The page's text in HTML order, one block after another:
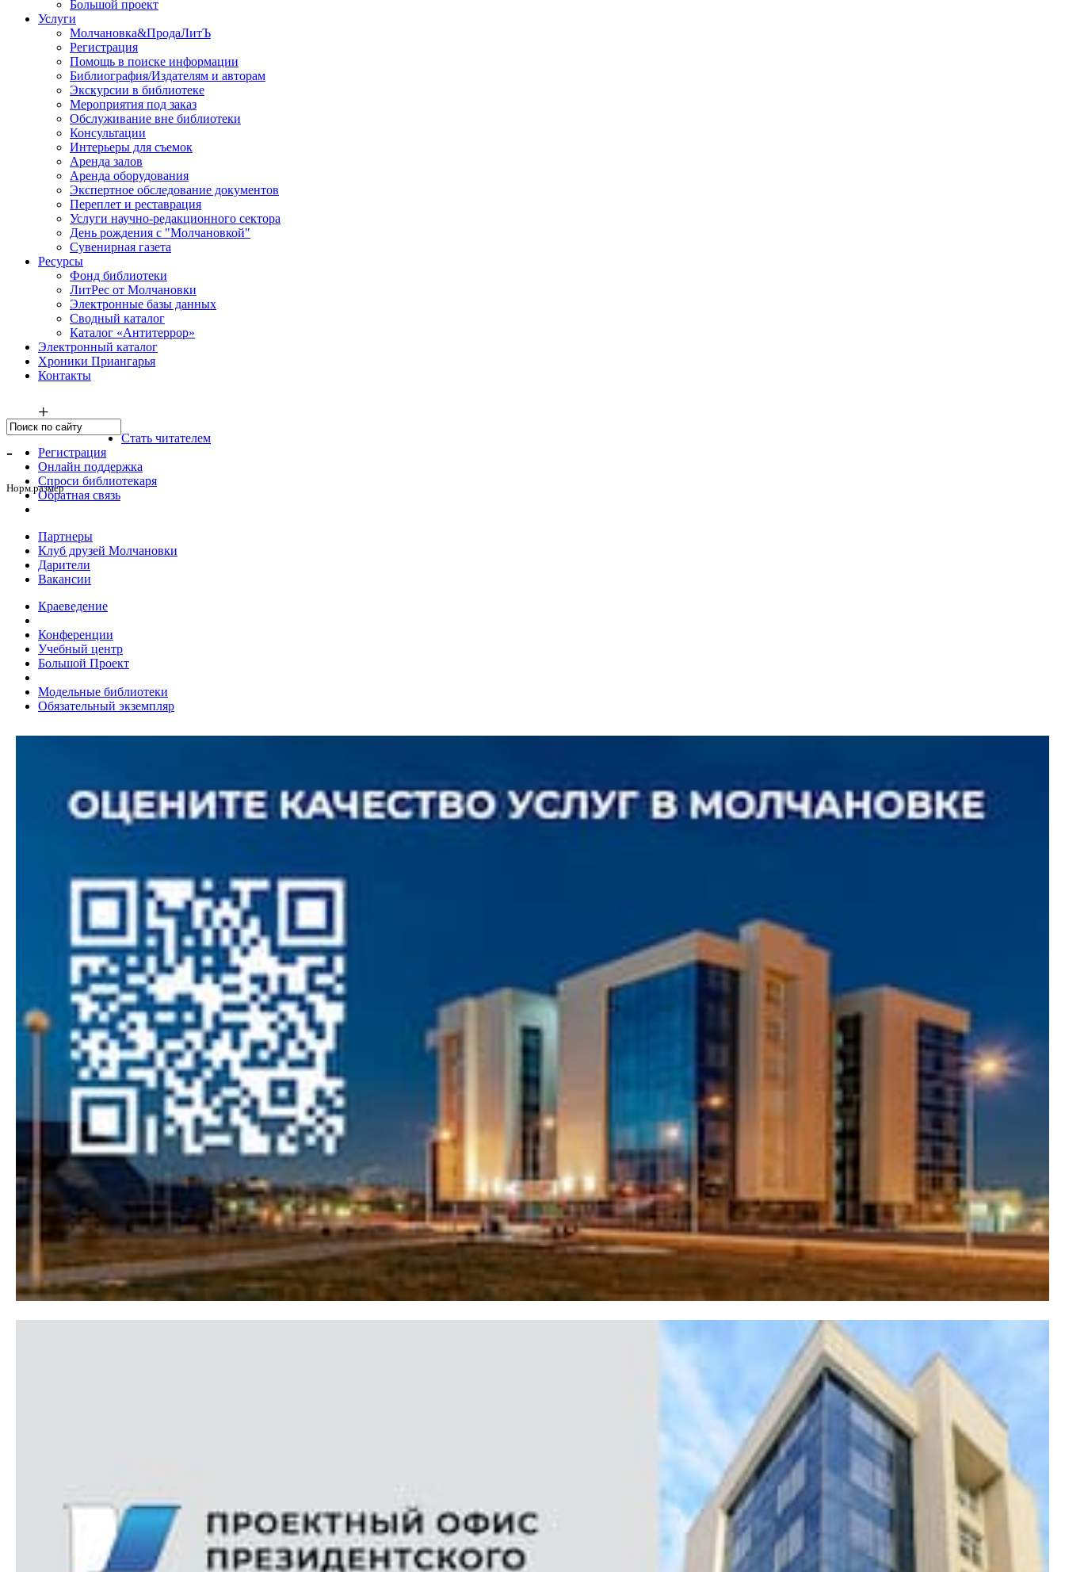
Большой проект
Услуги
Молчановка&ПродаЛитЪ
Регистрация
Помощь в поиске информации
Библиография/Издателям и авторам
Экскурсии в библиотеке
Мероприятия под заказ
Обслуживание вне библиотеки
Консультации
Интерьеры для съемок
Аренда залов
Аренда оборудования
Экспертное обследование документов
Переплет и реставрация
Услуги научно-редакционного сектора
День рождения с "Молчановкой"
Сувенирная газета
Ресурсы
Фонд библиотеки
ЛитРес от Молчановки
Электронные базы данных
Сводный каталог
Каталог «Антитеррор»
Электронный каталог
Хроники Приангарья
Контакты
+
-
Норм.размер
Стать читателем
Регистрация
Онлайн поддержка
Спроси библиотекаря
Обратная связь
Партнеры
Клуб друзей Молчановки
Дарители
Вакансии
Краеведение
Конференции
Учебный центр
Большой Проект
Модельные библиотеки
Обязательный экземпляр